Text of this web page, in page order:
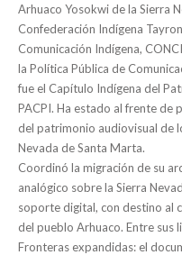
Arhuaco Yosokwi de la Sierra
Confederación Indígena
Comunicación Indígena,
la Política Pública de
fue el Capítulo Indígena del
PACPI. Ha estado al frente de
del patrimonio audiovisual de
Nevada de Santa Marta.
Coordinó la migración de su
analógico sobre la Sierra
soporte digital, con destino al
del pueblo Arhuaco. Entre sus
Fronteras expandidas: el